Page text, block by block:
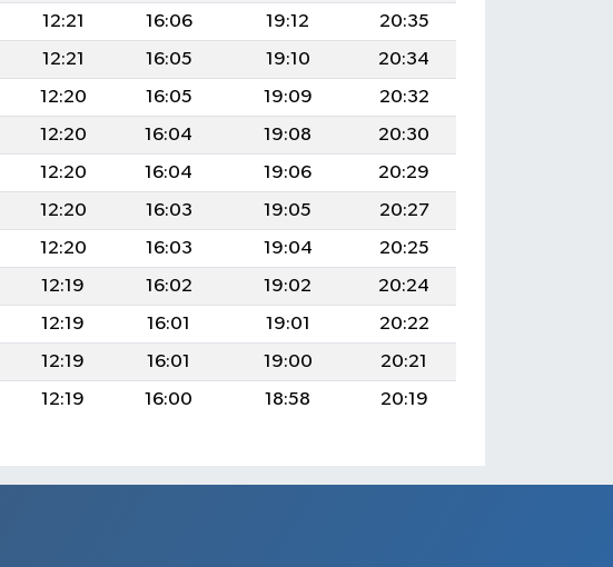
12:21 16:06 19:12
20:35
12:21 16:05 19:10
20:34
12:20 16:05 19:09
20:32
12:20 16:04 19:08
20:30
12:20 16:04 19:06
20:29
12:20 16:03 19:05
20:27
12:20 16:03 19:04
20:25
12:19 16:02 19:02
20:24
12:19 16:01 19:01
20:22
12:19 16:01 19:00
20:21
12:19 16:00 18:58 20:19